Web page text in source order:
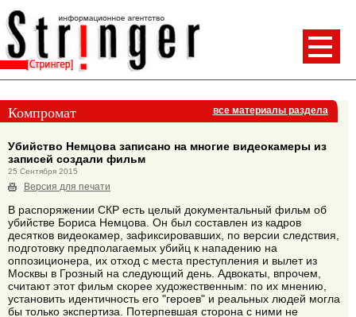
Компромат все материалы раздела
Убийство Немцова записано на многие видеокамеры из
записей создали фильм
25 Сентября 2015
Версия для печати
В распоряжении СКР есть целый документальный фильм об
убийстве Бориса Немцова. Он был составлен из кадров
десятков видеокамер, зафиксировавших, по версии следствия,
подготовку предполагаемых убийц к нападению на
оппозиционера, их отход с места преступления и вылет из
Москвы в Грозный на следующий день. Адвокаты, впрочем,
считают этот фильм скорее художественным: по их мнению,
установить идентичность его "героев" и реальных людей могла
бы только экспертиза. Потерпевшая сторона с ними не